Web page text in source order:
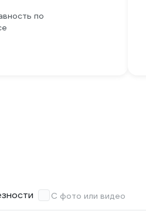
по
С фото или видео